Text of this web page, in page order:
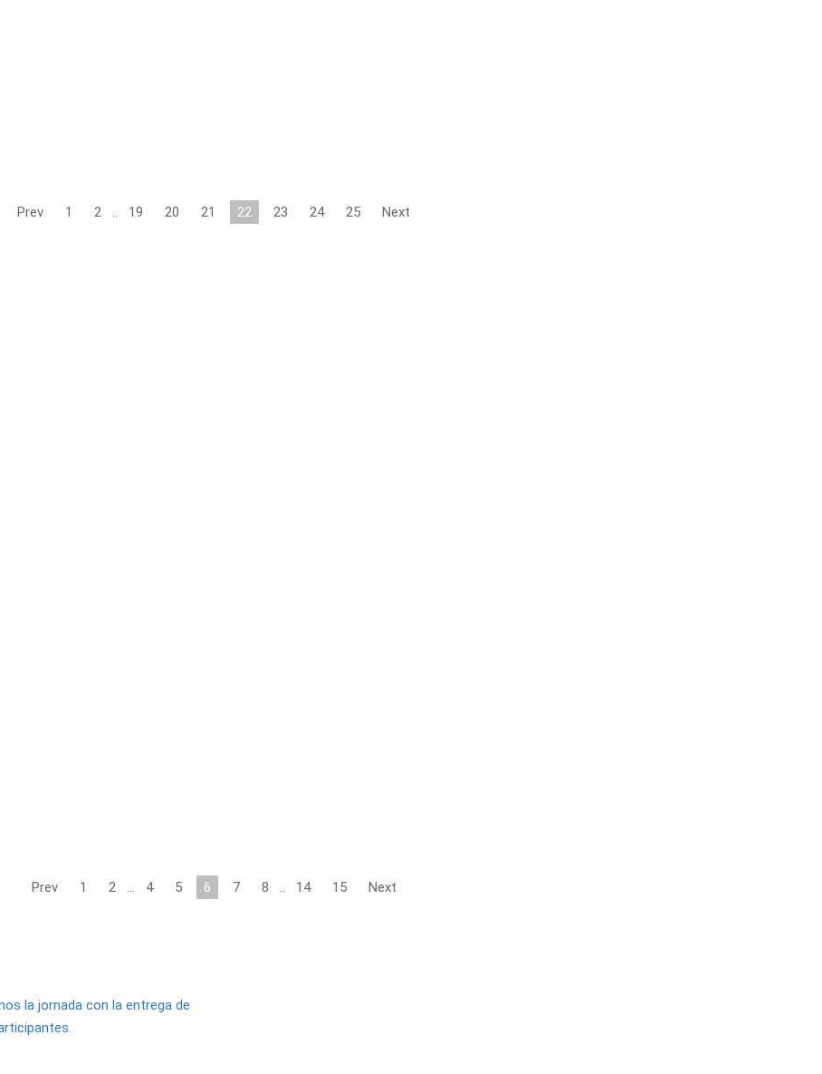
Prev 1 2 .. 19 20 21 22 23 24 25 Next
Prev 1 2 … 4 5 6 7 8 .. 14 15 Next